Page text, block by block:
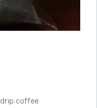
coffee